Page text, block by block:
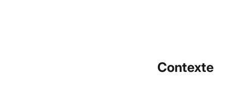
Contexte